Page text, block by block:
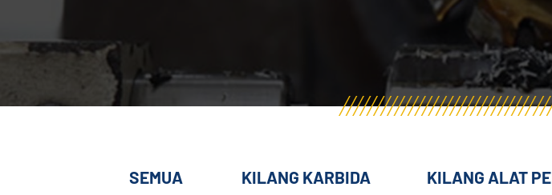
SEMUA KILANG KARBIDA KILANG ALAT